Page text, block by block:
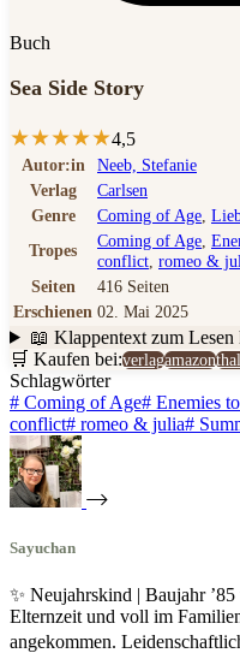
Buch
Sea Side Story
★★★★★4,5
Autor:in
Neeb, Stefanie
Verlag
Carlsen
Genre
Coming of Age
Tropes
Coming of Age
conflict romeo &
Seiten
416 Seiten
Erschienen 02. Mai 2025
📖 Klappentext zum
🛒 Kaufen bei:verlagamazon
Schlagwörter
# Coming of Age# Enemies
conflict# romeo & julia#
Sayuchan
✨ Neujahrskind | Baujahr
Elternzeit und voll im
angekommen.